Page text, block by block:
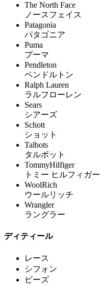
The North Face
ノースフェイス
Patagonia
パタゴニア
Puma
プーマ
Pendleton
ペンドルトン
Ralph Lauren
ラルフローレン
Sears
シアーズ
Schott
ショット
Talbots
タルボット
TommyHilfiger
トミー ヒルフィガー
WoolRich
ウールリッチ
Wrangler
ラングラー
ディティール
レース
シフォン
ビーズ